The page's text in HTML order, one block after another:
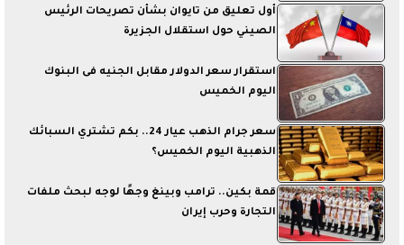
أول تعليق من تايوان بشأن تصريحات الرئيس
الصيني حول استقلال الجزيرة
استقرار سعر الدولار مقابل الجنيه فى البنوك
اليوم الخميس
سعر جرام الذهب عيار 24.. بكم تشتري السبائك
الذهبية اليوم الخميس؟
قمة بكين.. ترامب وبينغ وجهًا لوجه لبحث ملفات
التجارة وحرب إيران